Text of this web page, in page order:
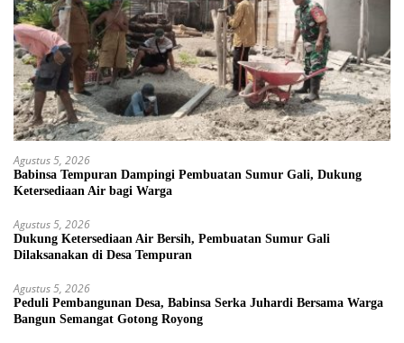
Agustus 5, 2026
Babinsa Tempuran Dampingi Pembuatan Sumur Gali, Dukung
Ketersediaan Air bagi Warga
Agustus 5, 2026
Dukung Ketersediaan Air Bersih, Pembuatan Sumur Gali
Dilaksanakan di Desa Tempuran
Agustus 5, 2026
Peduli Pembangunan Desa, Babinsa Serka Juhardi Bersama Warga
Bangun Semangat Gotong Royong